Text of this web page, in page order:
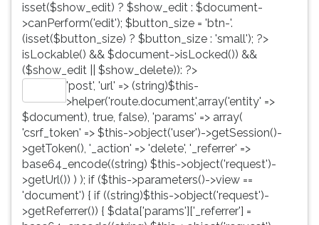
isset($show_edit) ? $show_edit : $document-
>canPerform('edit'); $button_size = 'btn-'.
(isset($button_size) ? $button_size : 'small'); ?>
isLockable() && $document->isLocked()) &&
($show_edit || $show_delete)): ?>
'post', 'url' => (string)$this-
>helper('route.document',array('entity' =>
$document), true, false), 'params' => array(
'csrf_token' => $this->object('user')->getSession()-
>getToken(), '_action' => 'delete', '_referrer' =>
base64_encode((string) $this->object('request')-
>getUrl()) ) ); if ($this->parameters()->view ==
'document') { if ((string)$this->object('request')-
>getReferrer()) { $data['params']['_referrer'] =